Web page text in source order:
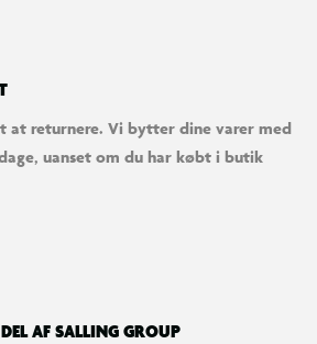
at returnere. Vi bytter dine varer med
uanset om du har købt i butik
AF SALLING GROUP